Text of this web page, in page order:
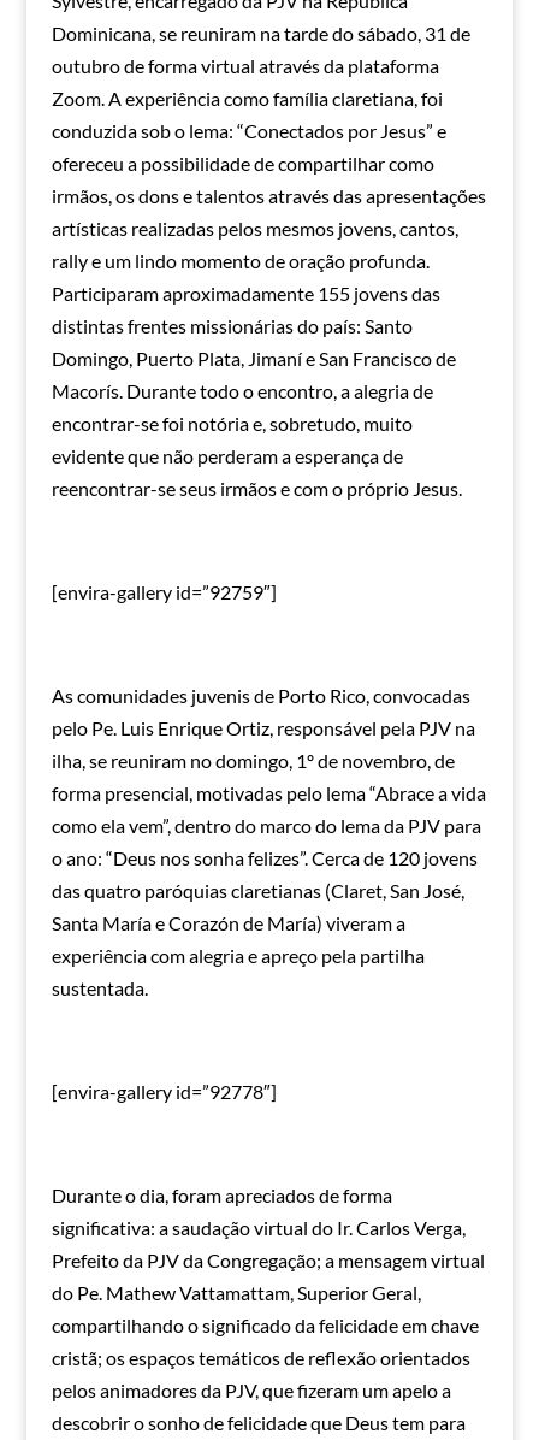
Dominicana, se reuniram na tarde do sábado, 31 de
outubro de forma virtual através da plataforma
Zoom. A experiência como família claretiana, foi
conduzida sob o lema: “Conectados por Jesus” e
ofereceu a possibilidade de compartilhar como
irmãos, os dons e talentos através das apresentações
artísticas realizadas pelos mesmos jovens, cantos,
rally e um lindo momento de oração profunda.
Participaram aproximadamente 155 jovens das
distintas frentes missionárias do país: Santo
Domingo, Puerto Plata, Jimaní e San Francisco de
Macorís. Durante todo o encontro, a alegria de
encontrar-se foi notória e, sobretudo, muito
evidente que não perderam a esperança de
reencontrar-se seus irmãos e com o próprio Jesus.
[envira-gallery id=”92759″]
As comunidades juvenis de Porto Rico, convocadas
pelo Pe. Luis Enrique Ortiz, responsável pela PJV na
ilha, se reuniram no domingo, 1º de novembro, de
forma presencial, motivadas pelo lema “Abrace a vida
como ela vem”, dentro do marco do lema da PJV para
o ano: “Deus nos sonha felizes”. Cerca de 120 jovens
das quatro paróquias claretianas (Claret, San José,
Santa María e Corazón de María) viveram a
experiência com alegria e apreço pela partilha
sustentada.
[envira-gallery id=”92778″]
Durante o dia, foram apreciados de forma
significativa: a saudação virtual do Ir. Carlos Verga,
Prefeito da PJV da Congregação; a mensagem virtual
do Pe. Mathew Vattamattam, Superior Geral,
compartilhando o significado da felicidade em chave
cristã; os espaços temáticos de reflexão orientados
pelos animadores da PJV, que fizeram um apelo a
descobrir o sonho de felicidade que Deus tem para